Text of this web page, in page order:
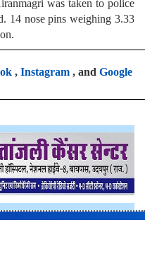
was taken to police
14 nose pins weighing 3.33
, Instagram, and Google